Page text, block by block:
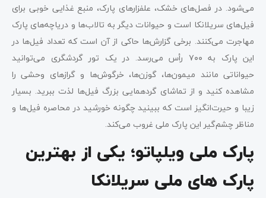
می‌شود. در فصل‌های خشک، علفزارهای پارک، منبع غذایی خوبی برای
فیل‌های سریلانکا است و حیوانات دیگر به تالاب‌ها و دریاچه‌های پارک
مهاجرت می‌کنند. برخی گزارش‌ها حاکی از آن است که تعداد فیل‌ها در
این پارک به ۷۰۰ رأس می‌رسد. در یک تور گردشگری می‌توانید
حیواناتی مانند میمون‌ها، گوزن‌ها، خرگوش‌ها و گرازهای وحشی را
مشاهده کنید و از تماشای گردهمایی بزرگ فیل‌ها لذت ببرید. بسیار
زیبا و حیرت‌انگیز است که ببینید چگونه خورشید در محاصره فیل‌ها و
مناظر چشم‌گیر این پارک ملی غروب می‌کند.
پارک ملی ویلپاتو؛ یکی از بهترین
پارک های ملی سریلانکا